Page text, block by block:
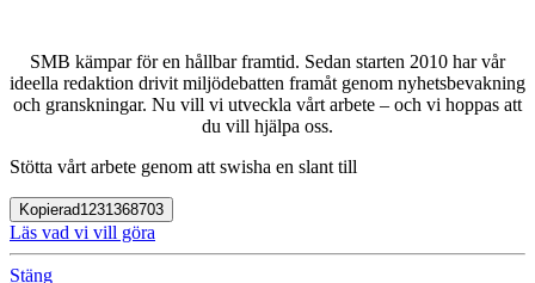
SMB kämpar för en hållbar framtid. Sedan starten 2010 har vår
ideella redaktion drivit miljödebatten framåt genom nyhetsbevakning
och granskningar. Nu vill vi utveckla vårt arbete – och vi hoppas att
du vill hjälpa oss.
Stötta vårt arbete genom att swisha en slant till
Kopierad1231368703
Läs vad vi vill göra
Stäng